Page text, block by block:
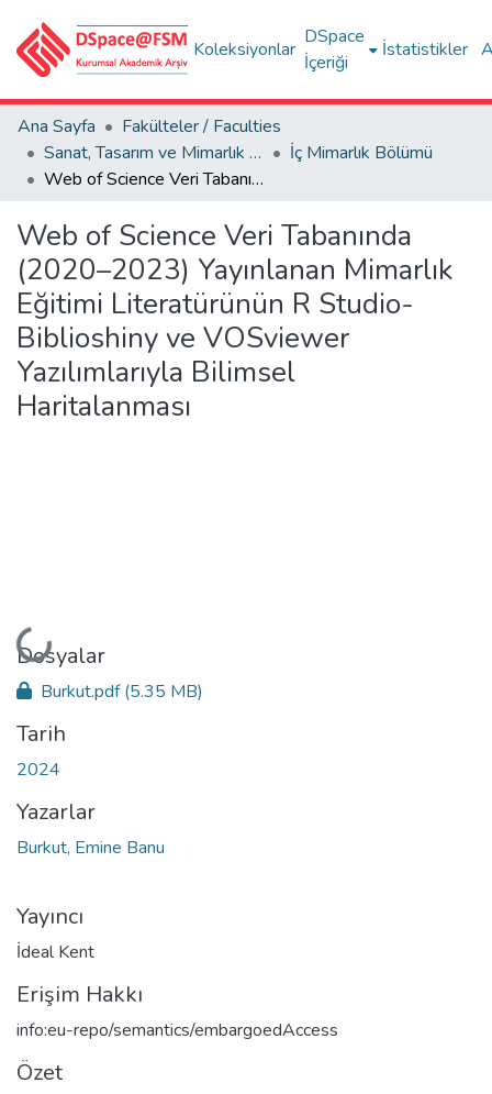
Koleksiyonlar
DSpace
İçeriği
İstatistikler
Ana Sayfa
Fakülteler / Faculties
Sanat, Tasarım ve Mimarlık Fakültesi / Faculty of Arts, Design and Architecture
İç Mimarlık Bölümü
Web of Science Veri Tabanında (2020–2023) Yayınlanan Mimarlık Eğitimi Literatürünün R Studio-Biblioshiny ve VOSviewer Yazılımlarıyla Bilimsel Haritalanması
Web of Science Veri Tabanında
(2020–2023) Yayınlanan Mimarlık
Eğitimi Literatürünün R Studio-
Biblioshiny ve VOSviewer
Yazılımlarıyla Bilimsel
Haritalanması
Yükleniyor...
Dosyalar
Burkut.pdf(5.35 MB)
Tarih
2024
Yazarlar
Burkut, Emine Banu
Yayıncı
İdeal Kent
Erişim Hakkı
info:eu-repo/semantics/embargoedAccess
Özet